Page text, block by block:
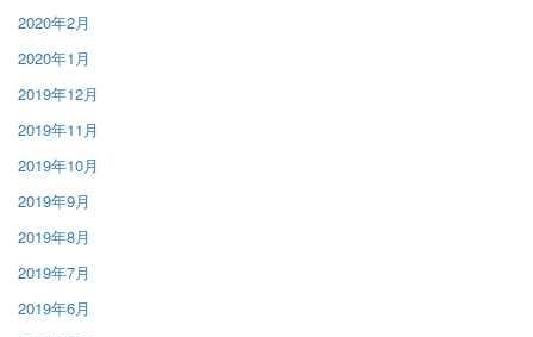
2020年2月
2020年1月
2019年12月
2019年11月
2019年10月
2019年9月
2019年8月
2019年7月
2019年6月